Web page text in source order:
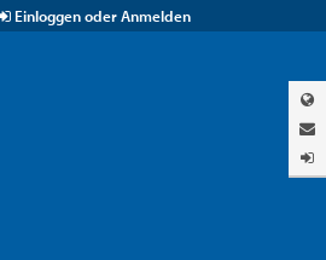
Einloggen oder Anmelden